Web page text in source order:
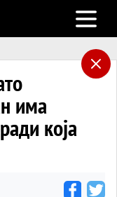
Open
има
која